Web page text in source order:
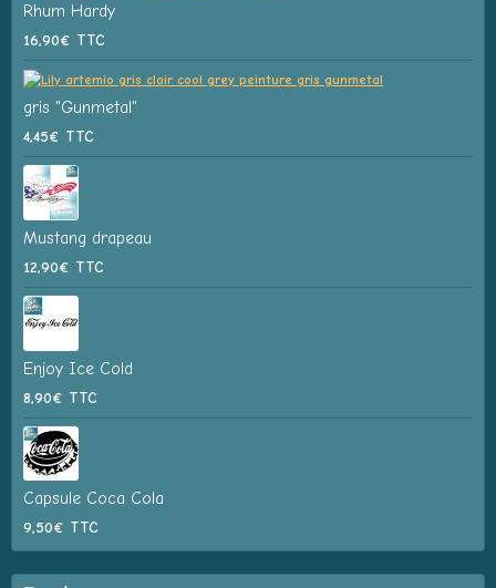
Rhum Hardy
16,90€ TTC
gris "Gunmetal"
4,45€ TTC
Mustang drapeau
12,90€ TTC
Enjoy Ice Cold
8,90€ TTC
Capsule Coca Cola
9,50€ TTC